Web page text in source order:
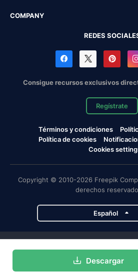
Descargar
COMPANY
REDES
Consigue recursos exclusivos
Regístrate
Términos y condiciones
Política de cookies
Cookies
Copyright © 2010-2026 Freepik
derechos
Español
Magnific Flaticon